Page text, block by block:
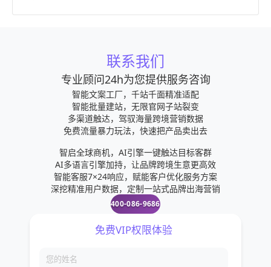
联系我们
专业顾问24h为您提供服务咨询
智能文案工厂，千站千面精准适配
智能批量建站，无限官网子站裂变
多渠道触达，驾驭海量跨境营销数据
免费流量暴力玩法，快速把产品卖出去
智启全球商机，AI引擎一键触达目标客群
AI多语言引擎加持，让品牌跨境生意更高效
智能客服7×24响应，赋能客户优化服务方案
深挖精准用户数据，定制一站式品牌出海营销
400-086-9686